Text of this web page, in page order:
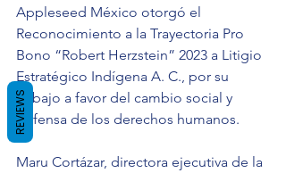
Appleseed México otorgó el
Reconocimiento a la Trayectoria Pro
Bono “Robert Herzstein” 2023 a Litigio
Estratégico Indígena A. C., por su
trabajo a favor del cambio social y
defensa de los derechos humanos.
Maru Cortázar, directora ejecutiva de la
REVIEWS